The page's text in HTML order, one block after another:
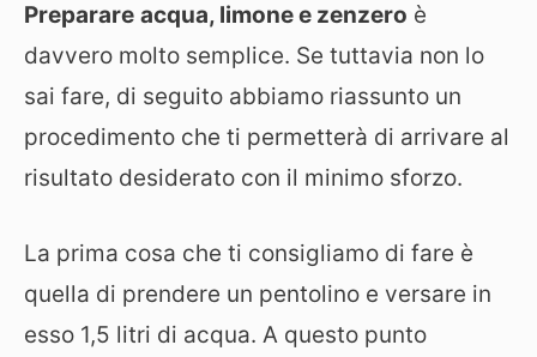
Preparare acqua, limone e zenzero è
davvero molto semplice. Se tuttavia non lo
sai fare, di seguito abbiamo riassunto un
procedimento che ti permetterà di arrivare al
risultato desiderato con il minimo sforzo.
La prima cosa che ti consigliamo di fare è
quella di prendere un pentolino e versare in
esso 1,5 litri di acqua. A questo punto